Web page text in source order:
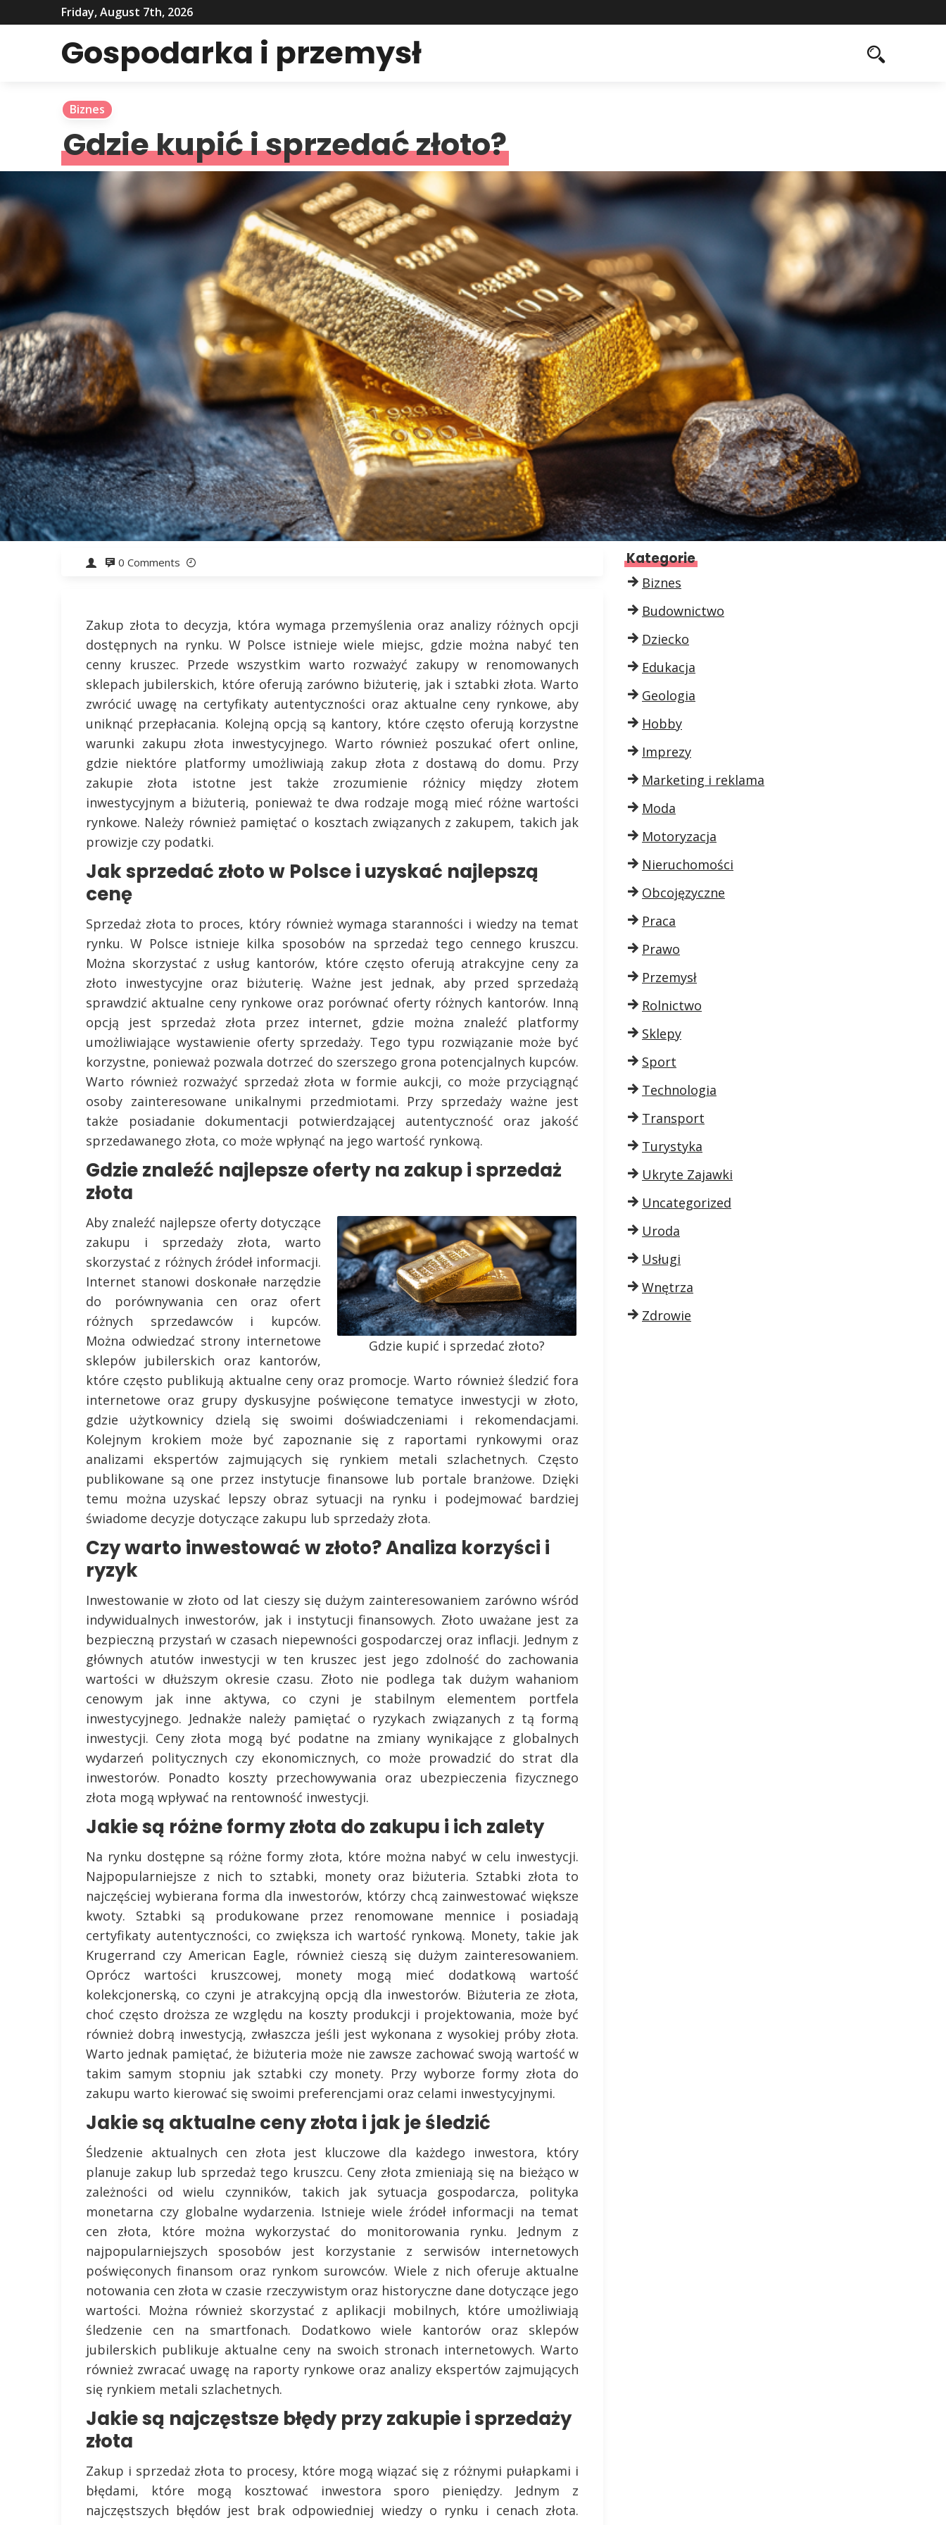
Friday, August 7th, 2026
Gospodarka i przemysł
Biznes
Gdzie kupić i sprzedać złoto?
0 Comments
Zakup złota to decyzja, która wymaga przemyślenia oraz analizy różnych opcji
dostępnych na rynku. W Polsce istnieje wiele miejsc, gdzie można nabyć ten
cenny kruszec. Przede wszystkim warto rozważyć zakupy w renomowanych
sklepach jubilerskich, które oferują zarówno biżuterię, jak i sztabki złota. Warto
zwrócić uwagę na certyfikaty autentyczności oraz aktualne ceny rynkowe, aby
uniknąć przepłacania. Kolejną opcją są kantory, które często oferują korzystne
warunki zakupu złota inwestycyjnego. Warto również poszukać ofert online,
gdzie niektóre platformy umożliwiają zakup złota z dostawą do domu. Przy
zakupie złota istotne jest także zrozumienie różnicy między złotem
inwestycyjnym a biżuterią, ponieważ te dwa rodzaje mogą mieć różne wartości
rynkowe. Należy również pamiętać o kosztach związanych z zakupem, takich jak
prowizje czy podatki.
Jak sprzedać złoto w Polsce i uzyskać najlepszą
cenę
Sprzedaż złota to proces, który również wymaga staranności i wiedzy na temat
rynku. W Polsce istnieje kilka sposobów na sprzedaż tego cennego kruszcu.
Można skorzystać z usług kantorów, które często oferują atrakcyjne ceny za
złoto inwestycyjne oraz biżuterię. Ważne jest jednak, aby przed sprzedażą
sprawdzić aktualne ceny rynkowe oraz porównać oferty różnych kantorów. Inną
opcją jest sprzedaż złota przez internet, gdzie można znaleźć platformy
umożliwiające wystawienie oferty sprzedaży. Tego typu rozwiązanie może być
korzystne, ponieważ pozwala dotrzeć do szerszego grona potencjalnych kupców.
Warto również rozważyć sprzedaż złota w formie aukcji, co może przyciągnąć
osoby zainteresowane unikalnymi przedmiotami. Przy sprzedaży ważne jest
także posiadanie dokumentacji potwierdzającej autentyczność oraz jakość
sprzedawanego złota, co może wpłynąć na jego wartość rynkową.
Gdzie znaleźć najlepsze oferty na zakup i sprzedaż
złota
Gdzie kupić i sprzedać złoto?
Aby znaleźć najlepsze oferty dotyczące
zakupu i sprzedaży złota, warto
skorzystać z różnych źródeł informacji.
Internet stanowi doskonałe narzędzie
do porównywania cen oraz ofert
różnych sprzedawców i kupców.
Można odwiedzać strony internetowe
sklepów jubilerskich oraz kantorów,
które często publikują aktualne ceny oraz promocje. Warto również śledzić fora
internetowe oraz grupy dyskusyjne poświęcone tematyce inwestycji w złoto,
gdzie użytkownicy dzielą się swoimi doświadczeniami i rekomendacjami.
Kolejnym krokiem może być zapoznanie się z raportami rynkowymi oraz
analizami ekspertów zajmujących się rynkiem metali szlachetnych. Często
publikowane są one przez instytucje finansowe lub portale branżowe. Dzięki
temu można uzyskać lepszy obraz sytuacji na rynku i podejmować bardziej
świadome decyzje dotyczące zakupu lub sprzedaży złota.
Czy warto inwestować w złoto? Analiza korzyści i
ryzyk
Inwestowanie w złoto od lat cieszy się dużym zainteresowaniem zarówno wśród
indywidualnych inwestorów, jak i instytucji finansowych. Złoto uważane jest za
bezpieczną przystań w czasach niepewności gospodarczej oraz inflacji. Jednym z
głównych atutów inwestycji w ten kruszec jest jego zdolność do zachowania
wartości w dłuższym okresie czasu. Złoto nie podlega tak dużym wahaniom
cenowym jak inne aktywa, co czyni je stabilnym elementem portfela
inwestycyjnego. Jednakże należy pamiętać o ryzykach związanych z tą formą
inwestycji. Ceny złota mogą być podatne na zmiany wynikające z globalnych
wydarzeń politycznych czy ekonomicznych, co może prowadzić do strat dla
inwestorów. Ponadto koszty przechowywania oraz ubezpieczenia fizycznego
złota mogą wpływać na rentowność inwestycji.
Jakie są różne formy złota do zakupu i ich zalety
Na rynku dostępne są różne formy złota, które można nabyć w celu inwestycji.
Najpopularniejsze z nich to sztabki, monety oraz biżuteria. Sztabki złota to
najczęściej wybierana forma dla inwestorów, którzy chcą zainwestować większe
kwoty. Sztabki są produkowane przez renomowane mennice i posiadają
certyfikaty autentyczności, co zwiększa ich wartość rynkową. Monety, takie jak
Krugerrand czy American Eagle, również cieszą się dużym zainteresowaniem.
Oprócz wartości kruszcowej, monety mogą mieć dodatkową wartość
kolekcjonerską, co czyni je atrakcyjną opcją dla inwestorów. Biżuteria ze złota,
choć często droższa ze względu na koszty produkcji i projektowania, może być
również dobrą inwestycją, zwłaszcza jeśli jest wykonana z wysokiej próby złota.
Warto jednak pamiętać, że biżuteria może nie zawsze zachować swoją wartość w
takim samym stopniu jak sztabki czy monety. Przy wyborze formy złota do
zakupu warto kierować się swoimi preferencjami oraz celami inwestycyjnymi.
Jakie są aktualne ceny złota i jak je śledzić
Śledzenie aktualnych cen złota jest kluczowe dla każdego inwestora, który
planuje zakup lub sprzedaż tego kruszcu. Ceny złota zmieniają się na bieżąco w
zależności od wielu czynników, takich jak sytuacja gospodarcza, polityka
monetarna czy globalne wydarzenia. Istnieje wiele źródeł informacji na temat
cen złota, które można wykorzystać do monitorowania rynku. Jednym z
najpopularniejszych sposobów jest korzystanie z serwisów internetowych
poświęconych finansom oraz rynkom surowców. Wiele z nich oferuje aktualne
notowania cen złota w czasie rzeczywistym oraz historyczne dane dotyczące jego
wartości. Można również skorzystać z aplikacji mobilnych, które umożliwiają
śledzenie cen na smartfonach. Dodatkowo wiele kantorów oraz sklepów
jubilerskich publikuje aktualne ceny na swoich stronach internetowych. Warto
również zwracać uwagę na raporty rynkowe oraz analizy ekspertów zajmujących
się rynkiem metali szlachetnych.
Jakie są najczęstsze błędy przy zakupie i sprzedaży
złota
Zakup i sprzedaż złota to procesy, które mogą wiązać się z różnymi pułapkami i
błędami, które mogą kosztować inwestora sporo pieniędzy. Jednym z
najczęstszych błędów jest brak odpowiedniej wiedzy o rynku i cenach złota.
Kategorie
Biznes
Budownictwo
Dziecko
Edukacja
Geologia
Hobby
Imprezy
Marketing i reklama
Moda
Motoryzacja
Nieruchomości
Obcojęzyczne
Praca
Prawo
Przemysł
Rolnictwo
Sklepy
Sport
Technologia
Transport
Turystyka
Ukryte Zajawki
Uncategorized
Uroda
Usługi
Wnętrza
Zdrowie